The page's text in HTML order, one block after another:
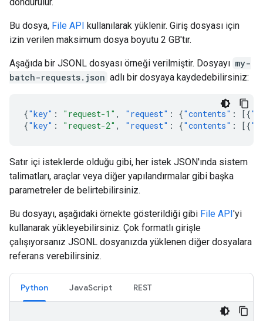
Bu dosya, File API kullanılarak yüklenir. Giriş dosyası için
izin verilen maksimum dosya boyutu 2 GB'tır.
Aşağıda bir JSONL dosyası örneği verilmiştir. Dosyayı my-
batch-requests.json adlı bir dosyaya kaydedebilirsiniz:
{"key" : "request-1" , "request" : {"contents" : [{
{"key" : "request-2" , "request" : {"contents" : [{
Satır içi isteklerde olduğu gibi, her istek JSON'ında sistem
talimatları, araçlar veya diğer yapılandırmalar gibi başka
parametreler de belirtebilirsiniz.
Bu dosyayı, aşağıdaki örnekte gösterildiği gibi File API'yi
kullanarak yükleyebilirsiniz. Çok formatlı girişle
çalışıyorsanız JSONL dosyanızda yüklenen diğer dosyalara
referans verebilirsiniz.
Python JavaScript REST